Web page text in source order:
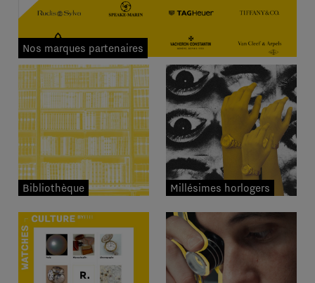
Nos marques partenaires
Bibliothèque Millésimes horlogers